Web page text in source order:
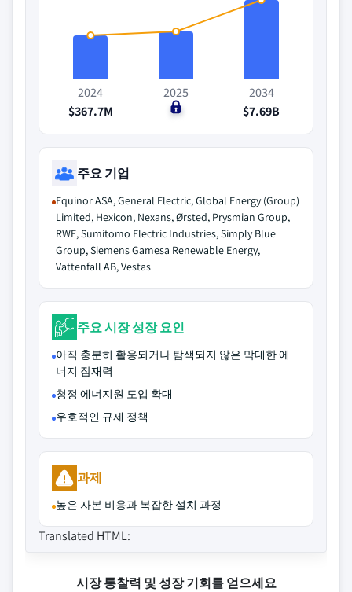
2024
$367.7M
2025
$0
2034
$7.69B
주요 기업
Equinor ASA, General Electric, Global Energy (Group)
Limited, Hexicon, Nexans, Ørsted, Prysmian Group,
RWE, Sumitomo Electric Industries, Simply Blue
Group, Siemens Gamesa Renewable Energy,
Vattenfall AB, Vestas
주요 시장 성장 요인
아직 충분히 활용되거나 탐색되지 않은 막대한 에
너지 잠재력
청정 에너지원 도입 확대
우호적인 규제 정책
과제
높은 자본 비용과 복잡한 설치 과정
Translated HTML:
시장 통찰력 및 성장 기회를 얻으세요